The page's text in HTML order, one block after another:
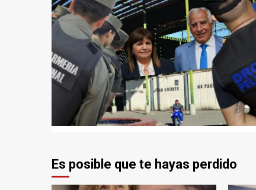
Es posible que te hayas perdido